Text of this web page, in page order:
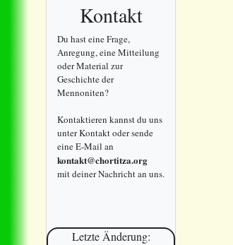
Kontakt
Du hast eine Frage,
Anregung, eine Mitteilung
oder Material zur
Geschichte der
Mennoniten?
Kontaktieren kannst du uns
unter Kontakt oder sende
eine E-Mail an
kontakt@chortitza.org
mit deiner Nachricht an uns.
Letzte Änderung: